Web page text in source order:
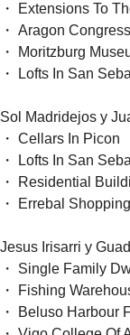
・ Extensions To
・ Aragon
・ Moritzburg
・ Lofts In San
Sol Madridejos y
・ Cellars In Picon
・ Lofts In San
・ Residential
・ Errebal
Jesus Irisarri y
・ Single Family
・ Fishing
・ Beluso Harbour